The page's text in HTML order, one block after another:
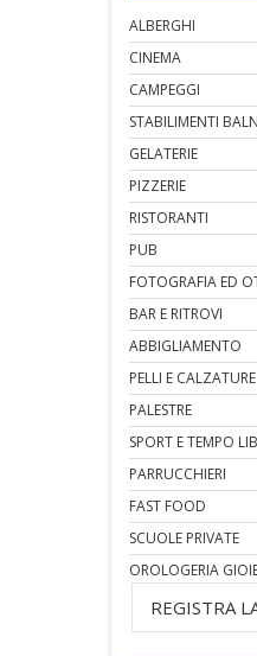
ALBERGHI
CINEMA
CAMPEGGI
STABILIMENTI
GELATERIE
PIZZERIE
RISTORANTI
PUB
FOTOGRAFIA ED
BAR E RITROVI
ABBIGLIAMENTO
PELLI E CALZATURE
PALESTRE
SPORT E TEMPO
PARRUCCHIERI
FAST FOOD
SCUOLE PRIVATE
OROLOGERIA
REGISTRA